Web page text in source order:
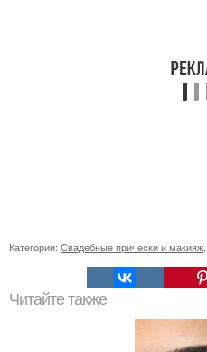
Категории: Свадебные прически и макияж
Читайте также